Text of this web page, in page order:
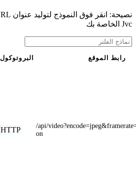
Jvc الخاصة بك
البروتوكول رابط الموقع
HTTP
/api/
on